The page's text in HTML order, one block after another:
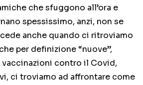
che sfuggono all’ora e
spessissimo, anzi, non se
anche quando ci ritroviamo
per definizione “nuove”,
contro il Covid,
ci troviamo ad affrontare come